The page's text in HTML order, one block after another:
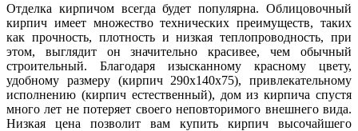
Отделка кирпичом всегда будет популярна. Облицовочный
кирпич имеет множество технических преимуществ, таких
как прочность, плотность и низкая теплопроводность, при
этом, выглядит он значительно красивее, чем обычный
строительный. Благодаря изысканному красному цвету,
удобному размеру (кирпич 290х140х75), привлекательному
исполнению (кирпич естественный), дом из кирпича спустя
много лет не потеряет своего неповторимого внешнего вида.
Низкая цена позволит вам купить кирпич высочайшего